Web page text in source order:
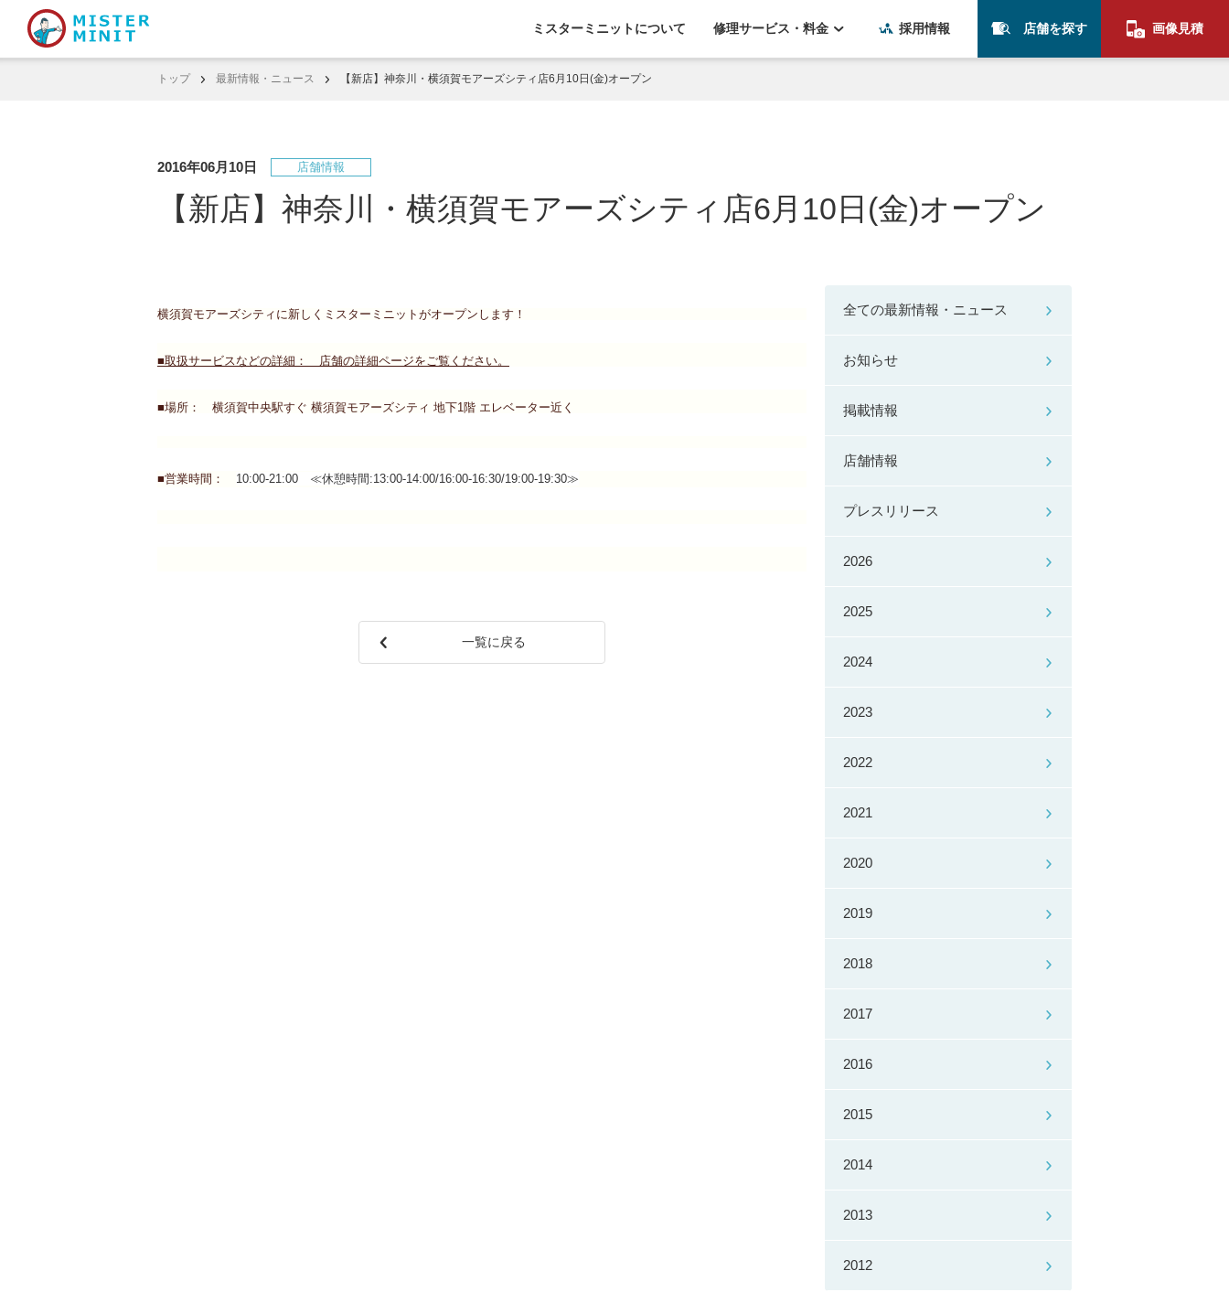
ミスターミニットについて 修理サービス・料金 採用情報 店舗を探す 画像見積
トップ 最新情報・ニュース 【新店】神奈川・横須賀モアーズシティ店6月10日(金)オープン
2016年06月10日 店舗情報
【新店】神奈川・横須賀モアーズシティ店6月10日(金)オープン
横須賀モアーズシティに新しくミスターミニットがオープンします！
■取扱サービスなどの詳細： 店舗の詳細ページをご覧ください。
■場所： 横須賀中央駅すぐ 横須賀モアーズシティ 地下1階 エレベーター近く
■営業時間： 10:00-21:00 ≪休憩時間:13:00-14:00/16:00-16:30/19:00-19:30≫
一覧に戻る
全ての最新情報・ニュース
お知らせ
掲載情報
店舗情報
プレスリリース
2026
2025
2024
2023
2022
2021
2020
2019
2018
2017
2016
2015
2014
2013
2012